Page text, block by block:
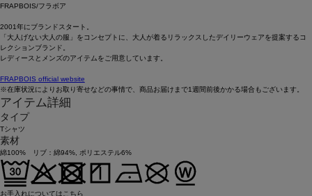
FRAPBOIS/フラボア
2001年にブランドスタート。
「大人げない大人の服」をコンセプトに、大人が着るリラックスしたデイリーウェアを提案するコ
レクションブランド。
レディースとメンズのアイテムをご用意しています。
FRAPBOIS official website
※在庫状況によりお取り寄せなどの事情で、商品お届けまで1週間前後かかる場合もございます。
アイテム詳細
タイプ
Tシャツ
素材
綿100% リブ：綿94%, ポリエステル6%
お手入れについてはこちら